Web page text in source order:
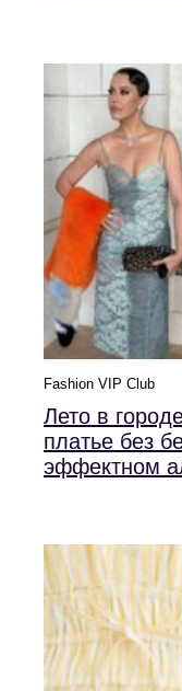
Fashion VIP Club
Лето в
платье без
эффектном